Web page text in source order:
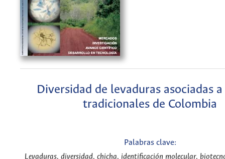
Diversidad de levaduras asociadas
tradicionales de Colombia
Palabras clave:
Levaduras, diversidad, chicha, identificación molecular,